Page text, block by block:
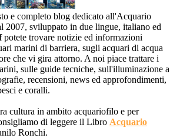
e completo blog dedicato all'Acquario
2007, sviluppato in due lingue, italiano ed
potete trovare notizie ed informazioni
marini di barriera, sugli acquari di acqua
che vi gira attorno. A noi piace trattare i
sulle guide tecniche, sull'illuminazione a
recensioni, news ed approfondimenti,
e coralli.
cultura in ambito acquariofilo e per
di leggere il Libro Acquario
Ronchi.